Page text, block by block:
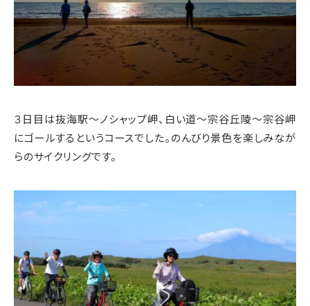
３日目は抜海駅～ノシャップ岬、白い道～宗谷丘陵～宗谷岬
にゴールするというコースでした。のんびり景色を楽しみなが
らのサイクリングです。